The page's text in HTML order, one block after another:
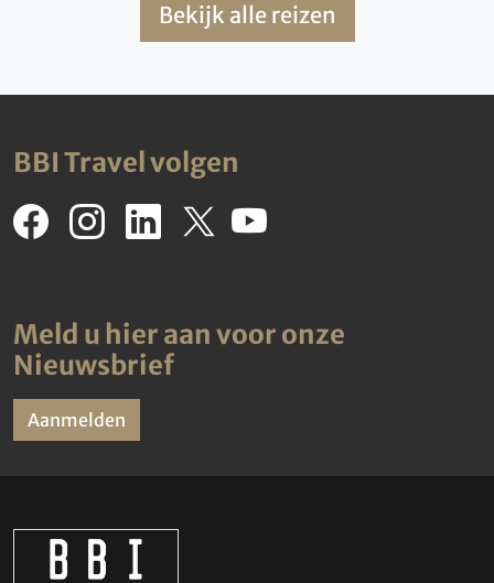
Bekijk alle reizen
BBI Travel volgen
Meld u hier aan voor onze
Nieuwsbrief
Aanmelden